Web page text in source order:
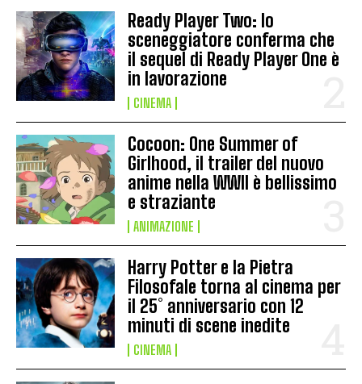
Ready Player Two: lo
sceneggiatore conferma che
il sequel di Ready Player One è
in lavorazione
CINEMA
Cocoon: One Summer of
Girlhood, il trailer del nuovo
anime nella WWII è bellissimo
e straziante
ANIMAZIONE
Harry Potter e la Pietra
Filosofale torna al cinema per
il 25° anniversario con 12
minuti di scene inedite
CINEMA